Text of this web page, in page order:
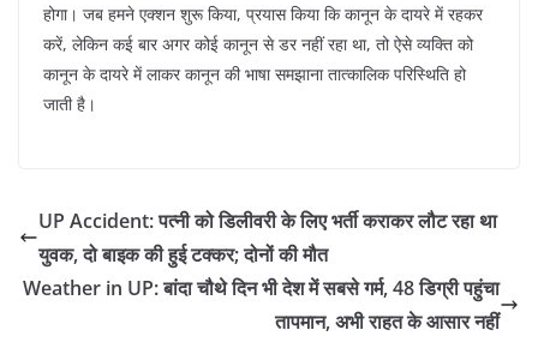
होगा। जब हमने एक्शन शुरू किया, प्रयास किया कि कानून के दायरे में रहकर
करें, लेकिन कई बार अगर कोई कानून से डर नहीं रहा था, तो ऐसे व्यक्ति को
कानून के दायरे में लाकर कानून की भाषा समझाना तात्कालिक परिस्थिति हो
जाती है।
UP Accident: पत्नी को डिलीवरी के लिए भर्ती कराकर लौट रहा था
युवक, दो बाइक की हुई टक्कर; दोनों की मौत
Weather in UP: बांदा चौथे दिन भी देश में सबसे गर्म, 48 डिग्री पहुंचा
तापमान, अभी राहत के आसार नहीं